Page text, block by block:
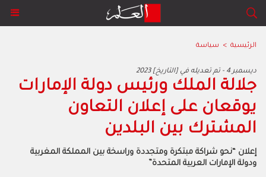
الرئيسية > سياسة
2023 ديسمبر 4 - تم تعديله في [التاريخ]
جلالة الملك ورئيس دولة الإمارات
يوقعان على إعلان التعاون
المشترك بين البلدين
إعلان “نحو شراكة مبتكرة ومتجددة وراسخة بين المملكة المغربية
ودولة الإمارات العربية المتحدة”